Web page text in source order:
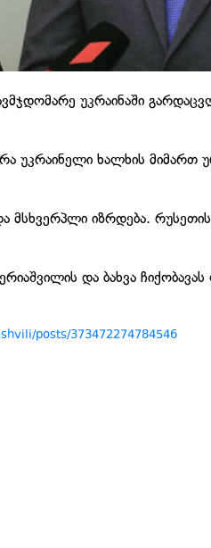
უკრაინაში
უკრაინელი ხალხის მიმართ
იზრდება. რუსეთის
და ბახვა
posts/373472274784546